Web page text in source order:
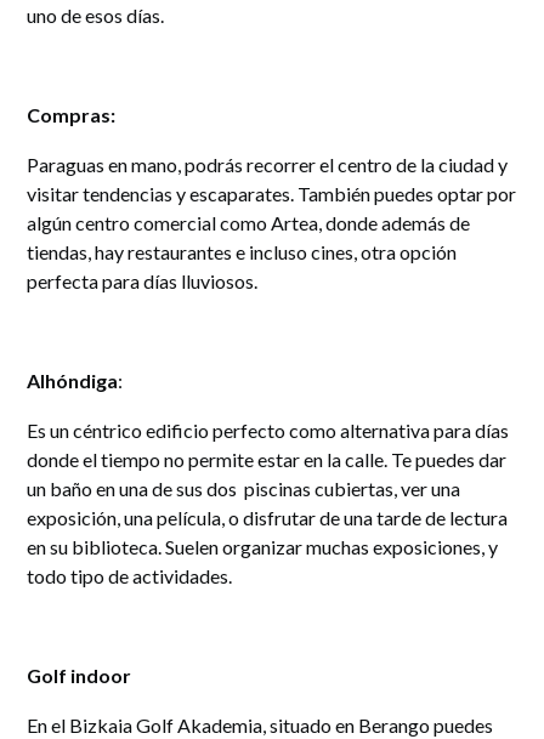
uno de esos días.
Compras:
Paraguas en mano, podrás recorrer el centro de la ciudad y
visitar tendencias y escaparates. También puedes optar por
algún centro comercial como Artea, donde además de
tiendas, hay restaurantes e incluso cines, otra opción
perfecta para días lluviosos.
Alhóndiga:
Es un céntrico edificio perfecto como alternativa para días
donde el tiempo no permite estar en la calle. Te puedes dar
un baño en una de sus dos piscinas cubiertas, ver una
exposición, una película, o disfrutar de una tarde de lectura
en su biblioteca. Suelen organizar muchas exposiciones, y
todo tipo de actividades.
Golf indoor
En el Bizkaia Golf Akademia, situado en Berango puedes